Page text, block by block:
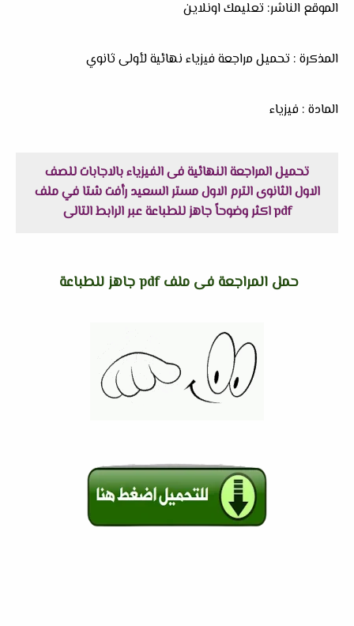
الموقع الناشر: تعليمك اونلاين
المذكرة : تحميل مراجعة فيزياء نهائية لأولى ثانوي
المادة : فيزياء
تحميل المراجعة النهائية فى الفيزياء بالاجابات للصف
الاول الثانوى الترم الاول مستر السعيد رأفت شتا في ملف
pdf اكثر وضوحاً جاهز للطباعة عبر الرابط التالى
حمل المراجعة فى ملف pdf جاهز للطباعة